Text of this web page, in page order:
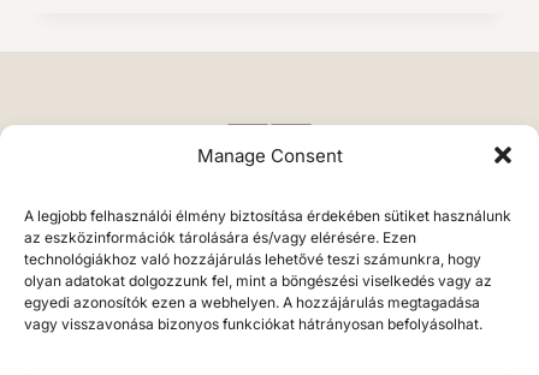
Manage Consent
A legjobb felhasználói élmény biztosítása érdekében sütiket használunk
az eszközinformációk tárolására és/vagy elérésére. Ezen
technológiákhoz való hozzájárulás lehetővé teszi számunkra, hogy
olyan adatokat dolgozzunk fel, mint a böngészési viselkedés vagy az
egyedi azonosítók ezen a webhelyen. A hozzájárulás megtagadása
vagy visszavonása bizonyos funkciókat hátrányosan befolyásolhat.